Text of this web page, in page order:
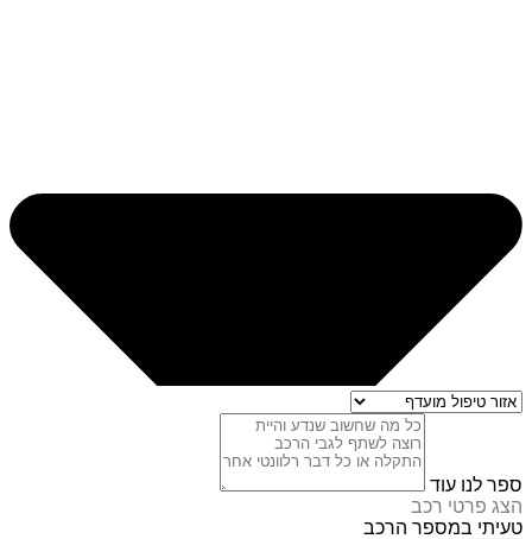
ספר לנו עוד
הצג פרטי רכב
טעיתי במספר הרכב